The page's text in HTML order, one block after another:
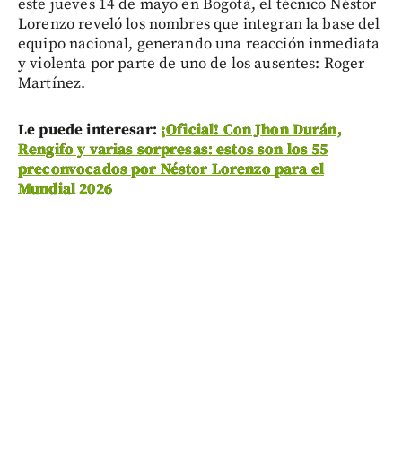
este jueves 14 de mayo en Bogotá, el técnico Néstor
Lorenzo reveló los nombres que integran la base del
equipo nacional, generando una reacción inmediata
y violenta por parte de uno de los ausentes: Roger
Martínez.
Le puede interesar: ¡Oficial! Con Jhon Durán,
Rengifo y varias sorpresas: estos son los 55
preconvocados por Néstor Lorenzo para el
Mundial 2026